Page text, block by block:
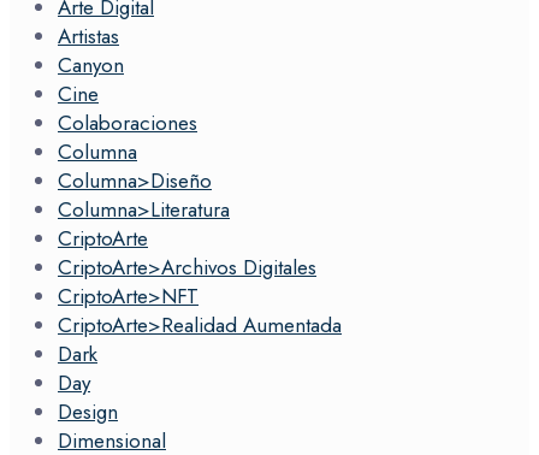
Arte Digital
Artistas
Canyon
Cine
Colaboraciones
Columna
Columna>Diseño
Columna>Literatura
CriptoArte
CriptoArte>Archivos Digitales
CriptoArte>NFT
CriptoArte>Realidad Aumentada
Dark
Day
Design
Dimensional